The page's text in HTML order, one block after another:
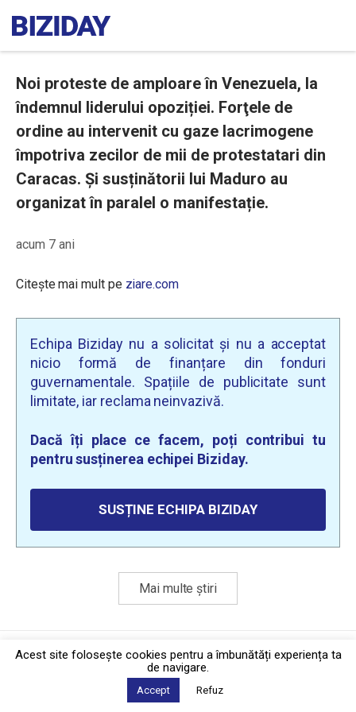
Noi proteste de amploare în Venezuela, la
îndemnul liderului opoziției. Forţele de
ordine au intervenit cu gaze lacrimogene
împotriva zecilor de mii de protestatari din
Caracas. Și susținătorii lui Maduro au
organizat în paralel o manifestație.
acum 7 ani
Citește mai mult pe ziare.com
Echipa Biziday nu a solicitat și nu a acceptat
nicio formă de finanțare din fonduri
guvernamentale. Spațiile de publicitate sunt
limitate, iar reclama neinvazivă.
Dacă îți place ce facem, poți contribui tu
pentru susținerea echipei Biziday.
SUSȚINE ECHIPA BIZIDAY
Mai multe știri
Politica de confidențialitate·Contact
2026 © Biziday
Acest site foloseşte cookies pentru a îmbunătăți experiența ta
de navigare.
Accept Refuz